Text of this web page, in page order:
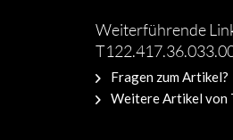
Weiterführende
Fragen zum Artikel?
Weitere Artikel von